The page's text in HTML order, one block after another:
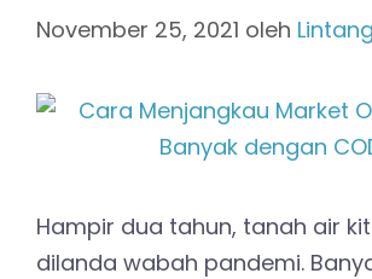
November 25, 2021 oleh Lintang
Hampir dua tahun, tanah air
dilanda wabah pandemi.